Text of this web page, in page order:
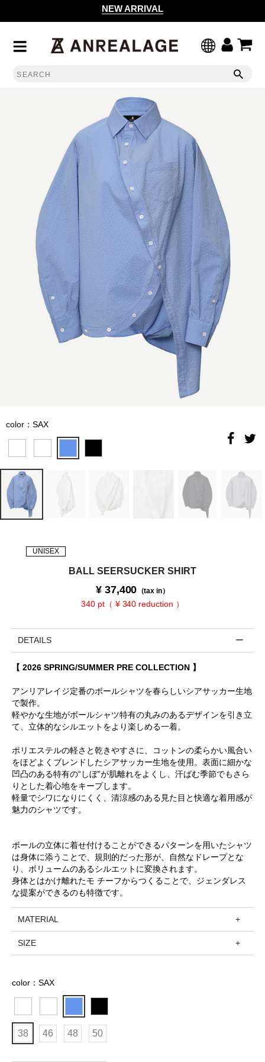
NEW ARRIVAL
color：SAX
UNISEX
BALL SEERSUCKER SHIRT
¥ 37,400 （tax in）
340 pt（ ¥ 340 reduction ）
DETAILS
【 2026 SPRING/SUMMER PRE COLLECTION 】
アンリアレイジ定番のボールシャツを春らしいシアサッカー生地
で製作。
軽やかな生地がボールシャツ特有の丸みのあるデザインを引き立
て、立体的なシルエットをより楽しめる一着。
ポリエステルの軽さと乾きやすさに、コットンの柔らかい風合い
をほどよくブレンドしたシアサッカー生地を使用。表面に細かな
凹凸のある特有の“しぼ”が肌離れをよくし、汗ばむ季節でもさら
りとした着心地をキープします。
軽量でシワになりにくく、清涼感のある見た目と快適な着用感が
魅力のシャツです。
ボールの立体に着せ付けることができるパターンを用いたシャツ
は身体に添うことで、規則的だった形が、自然なドレープとな
り、ボリュームのあるシルエットに変換されます。
身体とはかけ離れたモ チーフからつくることで、ジェンダレス
な提案ができるのも特徴です。
MATERIAL
SIZE
color：SAX
38 46 48 50